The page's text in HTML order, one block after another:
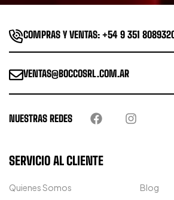
COMPRAS Y VENTAS: +54 9 351
VENTAS@BOCCOSRL.COM.AR
NUESTRAS REDES
SERVICIO AL CLIENTE
Quienes Somos Blog